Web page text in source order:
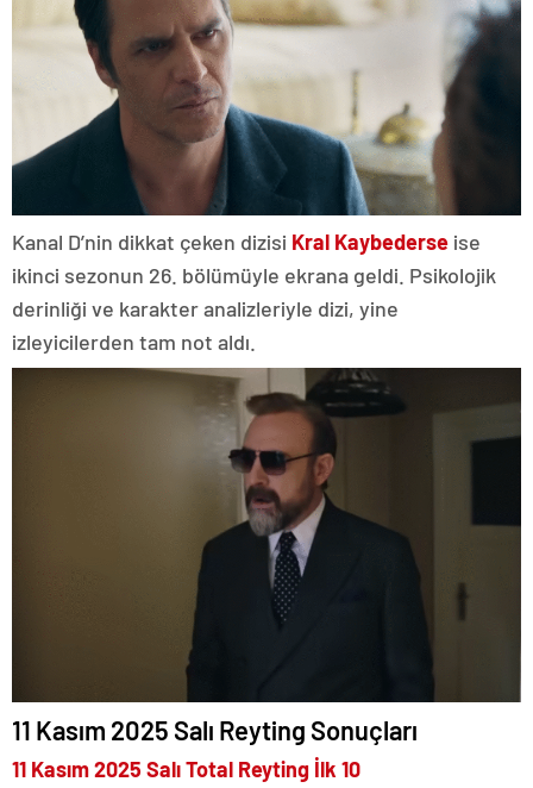
Kanal D’nin dikkat çeken dizisi Kral Kaybederse ise
ikinci sezonun 26. bölümüyle ekrana geldi. Psikolojik
derinliği ve karakter analizleriyle dizi, yine
izleyicilerden tam not aldı.
11 Kasım 2025 Salı Reyting Sonuçları
11 Kasım 2025 Salı Total Reyting İlk 10